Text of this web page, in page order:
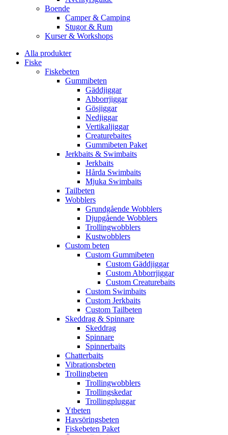
Boende
Camper & Camping
Stugor & Rum
Kurser & Workshops
Alla produkter
Fiske
Fiskebeten
Gummibeten
Gäddjiggar
Abborrjiggar
Gösjiggar
Nedjiggar
Vertikaljiggar
Creaturebaites
Gummibeten Paket
Jerkbaits & Swimbaits
Jerkbaits
Hårda Swimbaits
Mjuka Swimbaits
Tailbeten
Wobblers
Grundgående Wobblers
Djupgående Wobblers
Trollingwobblers
Kustwobblers
Custom beten
Custom Gummibeten
Custom Gäddjiggar
Custom Abborrjiggar
Custom Creaturebaits
Custom Swimbaits
Custom Jerkbaits
Custom Tailbeten
Skeddrag & Spinnare
Skeddrag
Spinnare
Spinnerbaits
Chatterbaits
Vibrationsbeten
Trollingbeten
Trollingwobblers
Trollingskedar
Trollingpluggar
Ytbeten
Havsöringsbeten
Fiskebeten Paket